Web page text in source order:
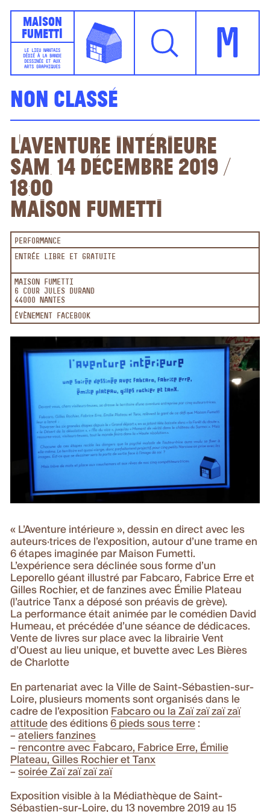
Maison
Fumetti
LE LIEU NANTAIS
DÉDIÉ À LA BANDE
DESSINÉE ET AUX
ARTS GRAPHIQUES
M
Non classé
L’aventure intérieure
sam. 14 décembre 2019 /
18:00
Maison Fumetti
PERFORMANCE
ENTRÉE LIBRE ET GRATUITE
MAISON FUMETTI
6 COUR JULES DURAND
44000 NANTES
ÉVÈNEMENT FACEBOOK
« L’Aventure intérieure », dessin en direct avec les
auteurs·trices de l’exposition, autour d’une trame en
6 étapes imaginée par Maison Fumetti.
L’expérience sera déclinée sous forme d’un
Leporello géant illustré par Fabcaro, Fabrice Erre et
Gilles Rochier, et de fanzines avec Émilie Plateau
(l’autrice Tanx a déposé son préavis de grève).
La performance était animée par le comédien David
Humeau, et précédée d’une séance de dédicaces.
Vente de livres sur place avec la librairie Vent
d’Ouest au lieu unique, et buvette avec Les Bières
de Charlotte
En partenariat avec la Ville de Saint-Sébastien-sur-
Loire, plusieurs moments sont organisés dans le
cadre de l’exposition Fabcaro ou la Zaï zaï zaï zaï
attitude des éditions6 pieds sous terre :
–ateliers fanzines
– rencontre avec Fabcaro, Fabrice Erre, Émilie
Plateau, Gilles Rochier et Tanx
–soirée Zaï zaï zaï zaï
Exposition visible à la Médiathèque de Saint-
Sébastien-sur-Loire, du 13 novembre 2019 au 15